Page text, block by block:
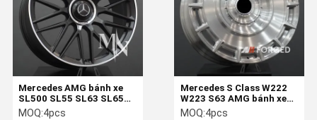
Mercedes S Class W222
W223 S63 AMG bánh xe
rèn sạch
MOQ:4pcs
Mercedes AMG bánh xe
SL500 SL55 SL63 SL65
R129 bánh xe tùy chỉnh
MOQ:4pcs